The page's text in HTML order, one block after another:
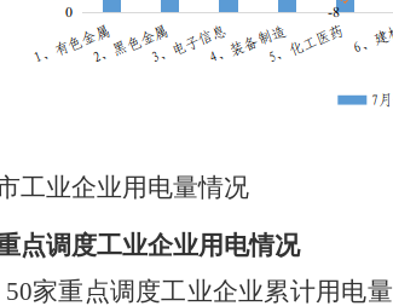
工业企业用电量情况
点调度工业企业用电情况
50家重点调度工业企业累计用电量